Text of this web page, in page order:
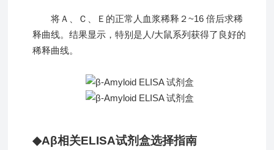
将Ａ、Ｃ、Ｅ的正常人血浆稀释２~16 倍后求稀
释曲线。结果显示，特别是人/大鼠系列获得了良好的
稀释曲线。
◆Aβ相关ELISA试剂盒选择指南